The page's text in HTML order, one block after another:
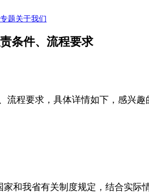
题关于我们
条件、流程要求
程要求，具体详情如下，感兴
和我省有关制度规定，结合实际